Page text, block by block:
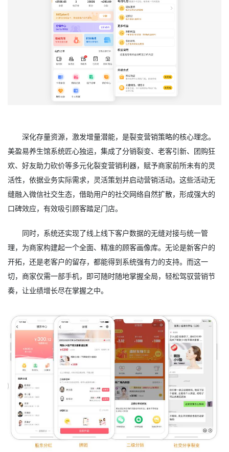
深化存量资源，激发增量潜能，是裂变营销策略的核心理念。
美盈易养生馆系统匠心独运，集成了分销裂变、老客引新、团购狂
欢、好友助力砍价等多元化裂变营销利器，赋予商家前所未有的灵
活性，依据业务实际需求，灵活策划并启动营销活动。这些活动无
缝融入微信社交生态，借助用户的社交网络自然扩散，形成强大的
口碑效应，有效吸引顾客踏足门店。
同时，系统还实现了线上线下客户数据的无缝对接与统一管
理，为商家构建起一个全面、精准的顾客画像库。无论是新客户的
开拓，还是老客户的留存，都能得到系统强有力的支持。而这一
切，商家仅需一部手机，即可随时随地掌握全局，轻松驾驭营销节
奏，让业绩增长尽在掌握之中。